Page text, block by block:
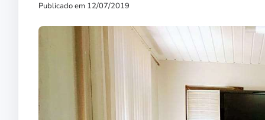
Publicado em 12/07/2019